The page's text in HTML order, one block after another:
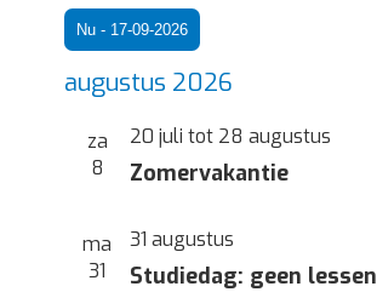
Nu - 17-09-2026
een
augustus 2026
za
8
20 juli tot 28 augustus
Zomervakantie
ma
31
31 augustus
Studiedag: geen lessen